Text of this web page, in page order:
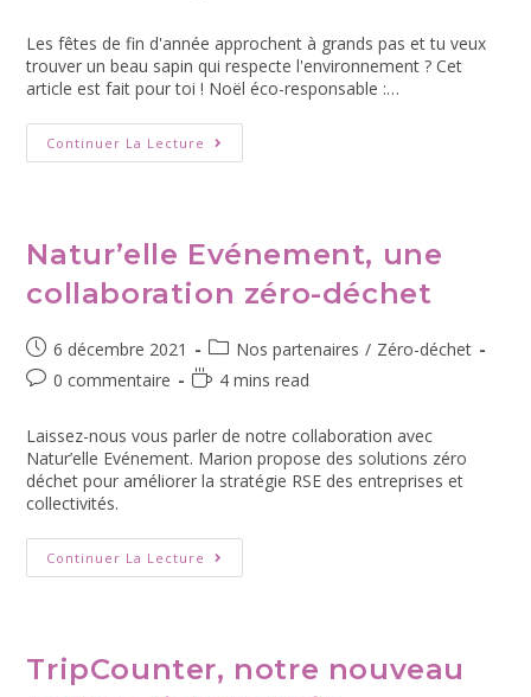
Les fêtes de fin d'année approchent à grands pas et tu veux
trouver un beau sapin qui respecte l'environnement ? Cet
article est fait pour toi ! Noël éco-responsable :…
Continuer La Lecture
Natur’elle Evénement, une
collaboration zéro-déchet
6 décembre 2021 Nos partenaires / Zéro-déchet
0 commentaire
4 mins read
Laissez-nous vous parler de notre collaboration avec
Natur’elle Evénement. Marion propose des solutions zéro
déchet pour améliorer la stratégie RSE des entreprises et
collectivités.
Continuer La Lecture
TripCounter, notre nouveau